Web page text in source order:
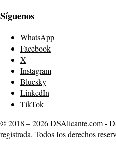
Síguenos
WhatsApp
Facebook
X
Instagram
Bluesky
LinkedIn
TikTok
© 2018 – 2026 DSAlicante.com -
registrada. Todos los derechos